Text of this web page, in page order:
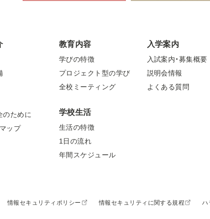
のために
ップ
教育内容
学びの特徴
プロジェクト型の学び
全校ミーティング
学校生活
生活の特徴
1日の流れ
年間スケジュール
入学案内
入試案内・募集概要
説明会情報
よくある質問
情報セキュリティポリシー 情報セキュリティに関する規程 ハ